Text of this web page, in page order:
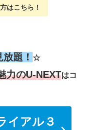
はこちら ！
題！ ☆
力のU-NEXTはコ
イアル３